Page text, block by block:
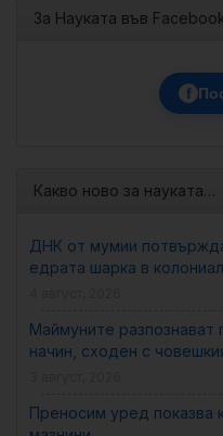
За Науката във
f
Какво ново за науката…
ДНК от мумии
едрата шарка в
Маймуните разпознават
начин, сходен с
Преносим уред показва